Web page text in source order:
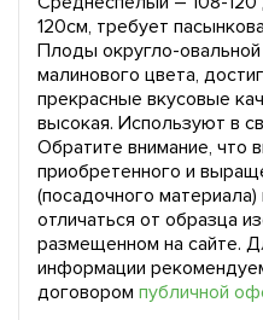
120см, требует
Плоды округло-
малинового цвета,
прекрасные вкусовые
высокая. Используют в
Обратите внимание, что
приобретенного и
(посадочного
отличаться от образца
размещенном на сайте.
информации
договором публичной